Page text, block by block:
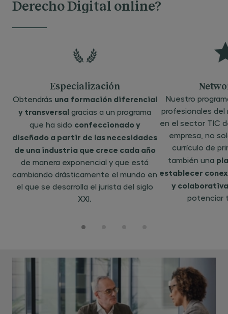
Derecho Digital online?
Especialización
Obtendrás una formación diferencial
y transversal gracias a un programa
que ha sido confeccionado y
diseñado a partir de las necesidades
de una industria que crece cada año
de manera exponencial y que está
cambiando drásticamente el mundo en
el que se desarrolla el jurista del siglo
XXI.
Nuestro
profesionales del
en el sector TIC
empresa, no
currículo de
también una
establecer
y
potenciar